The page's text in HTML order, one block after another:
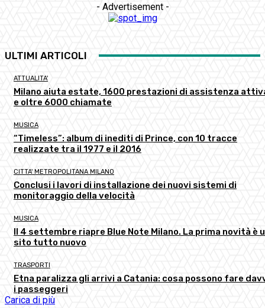
- Advertisement -
ULTIMI ARTICOLI
ATTUALITA'
Milano aiuta estate, 1600 prestazioni di assistenza
e oltre 6000 chiamate
MUSICA
“Timeless”: album di inediti di Prince, con 10 tracce
realizzate tra il 1977 e il 2016
CITTA' METROPOLITANA MILANO
Conclusi i lavori di installazione dei nuovi sistemi di
monitoraggio della velocità
MUSICA
Il 4 settembre riapre Blue Note Milano. La prima novità è
sito tutto nuovo
TRASPORTI
Etna paralizza gli arrivi a Catania: cosa possono fare
i passeggeri
Carica di più